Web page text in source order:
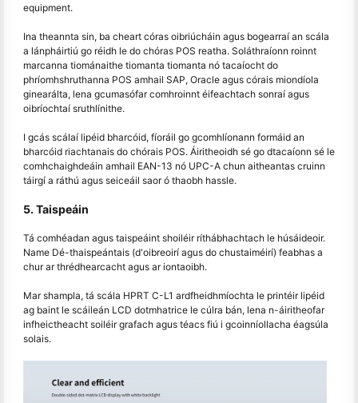
equipment.
Ina theannta sin, ba cheart córas oibriúcháin agus bogearraí an scála
a lánpháirtiú go réidh le do chóras POS reatha. Soláthraíonn roinnt
marcanna tiománaithe tiomanta tiomanta nó tacaíocht do
phríomhshruthanna POS amhail SAP, Oracle agus córais miondíola
ginearálta, lena gcumasófar comhroinnt éifeachtach sonraí agus
oibríochtaí sruthlínithe.
I gcás scálaí lipéid bharcóid, fíoráil go gcomhlíonann formáid an
bharcóid riachtanais do chórais POS. Áiritheoidh sé go dtacaíonn sé le
comhchaighdeáin amhail EAN-13 nó UPC-A chun aitheantas cruinn
táirgí a ráthú agus seiceáil saor ó thaobh hassle.
5. Taispeáin
Tá comhéadan agus taispeáint shoiléir ríthábhachtach le húsáideoir.
Name Dé-thaispeántais (d'oibreoirí agus do chustaiméirí) feabhas a
chur ar thrédhearcacht agus ar iontaoibh.
Mar shampla, tá scála HPRT C-L1 ardfheidhmíochta le printéir lipéid
ag baint le scáileán LCD dotmhatrice le cúlra bán, lena n-áiritheofar
infheictheacht soiléir grafach agus téacs fiú i gcoinníollacha éagsúla
solais.